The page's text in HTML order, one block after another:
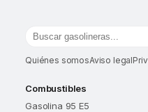
Buscar gasolineras por
Quiénes somosAviso legal
Combustibles
Gasolina 95 E5